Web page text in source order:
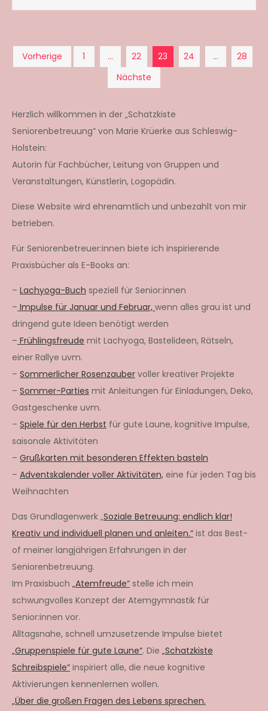
Beiträge
Vorherige 1 … 22 23 24 …
28
Nächste
Herzlich willkommen in der „Schatzkiste
Seniorenbetreuung“ von Marie Krüerke aus Schleswig-
Holstein:
Autorin für Fachbücher, Leitung von Gruppen und
Veranstaltungen, Künstlerin, Logopädin.
Diese Website wird ehrenamtlich und unbezahlt von mir
betrieben.
Für Seniorenbetreuer:innen biete ich inspirierende
Praxisbücher als E-Books an:
– Lachyoga-Buch speziell für Senior:innen
– Impulse für Januar und Februar, wenn alles grau ist und
dringend gute Ideen benötigt werden
– Frühlingsfreude mit Lachyoga, Bastelideen, Rätseln,
einer Rallye uvm.
– Sommerlicher Rosenzauber voller kreativer Projekte
– Sommer-Parties mit Anleitungen für Einladungen, Deko,
Gastgeschenke uvm.
– Spiele für den Herbst für gute Laune, kognitive Impulse,
saisonale Aktivitäten
– Grußkarten mit besonderen Effekten basteln
– Adventskalender voller Aktivitäten, eine für jeden Tag bis
Weihnachten
Das Grundlagenwerk „Soziale Betreuung: endlich klar!
Kreativ und individuell planen und anleiten.“ ist das Best-
of meiner langjährigen Erfahrungen in der
Seniorenbetreuung.
Im Praxisbuch „Atemfreude“ stelle ich mein
schwungvolles Konzept der Atemgymnastik für
Senior:innen vor.
Alltagsnahe, schnell umzusetzende Impulse bietet
„Gruppenspiele für gute Laune“. Die „Schatzkiste
Schreibspiele“ inspiriert alle, die neue kognitive
Aktivierungen kennenlernen wollen.
„Über die großen Fragen des Lebens sprechen.